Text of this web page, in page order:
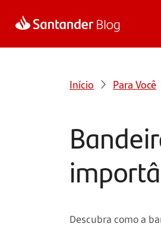
Início Para Você
Descubra como a